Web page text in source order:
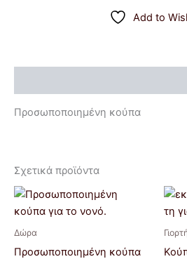
Add to
Προσωποποιημένη κούπα
Σχετικά προϊόντα
Δώρα
Προσωποποιημένη κούπα